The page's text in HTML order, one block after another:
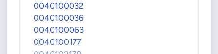
0040100032
0040100036
0040100063
0040100177